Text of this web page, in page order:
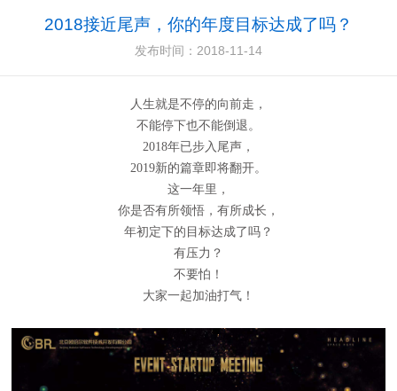
2018接近尾声，你的年度目标达成了吗？
发布时间：2018-11-14
人生就是不停的向前走，
不能停下也不能倒退。
2018年已步入尾声，
2019新的篇章即将翻开。
这一年里，
你是否有所领悟，有所成长，
年初定下的目标达成了吗？
有压力？
不要怕！
大家一起加油打气！